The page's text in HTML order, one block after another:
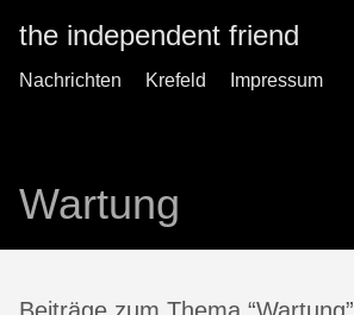
the independent friend
Nachrichten Krefeld Impressum
Wartung